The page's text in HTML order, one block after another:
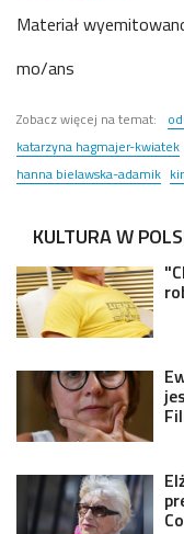
Materiał
mo/ans
Zobacz więcej na temat:
katarzyna hagmajer-kwiatek
hanna bielawska-adamik
KULTURA W